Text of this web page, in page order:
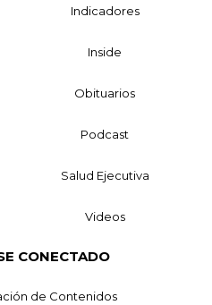
Indicadores
Inside
Obituarios
Podcast
Salud Ejecutiva
Videos
CONECTADO
de Contenidos